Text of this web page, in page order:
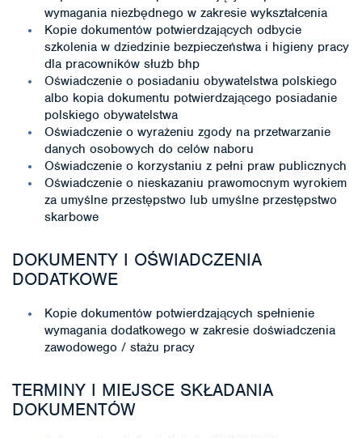
wymagania niezbędnego w zakresie wykształcenia
Kopie dokumentów potwierdzających odbycie
szkolenia w dziedzinie bezpieczeństwa i higieny pracy
dla pracowników służb bhp
Oświadczenie o posiadaniu obywatelstwa polskiego
albo kopia dokumentu potwierdzającego posiadanie
polskiego obywatelstwa
Oświadczenie o wyrażeniu zgody na przetwarzanie
danych osobowych do celów naboru
Oświadczenie o korzystaniu z pełni praw publicznych
Oświadczenie o nieskazaniu prawomocnym wyrokiem
za umyślne przestępstwo lub umyślne przestępstwo
skarbowe
DOKUMENTY I OŚWIADCZENIA
DODATKOWE
Kopie dokumentów potwierdzających spełnienie
wymagania dodatkowego w zakresie doświadczenia
zawodowego / stażu pracy
TERMINY I MIEJSCE SKŁADANIA
DOKUMENTÓW